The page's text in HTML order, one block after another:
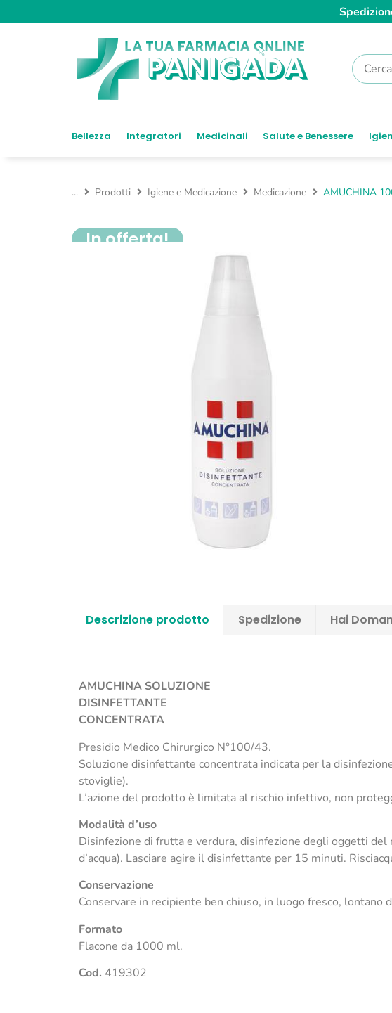
Bellezza Integratori Medicinali Salute e Benessere
... Prodotti Igiene e Medicazione Medicazione AMUCHINA
In offerta!
Descrizione prodotto Spedizione Hai
AMUCHINA SOLUZIONE
DISINFETTANTE
CONCENTRATA
Presidio Medico Chirurgico N°100/43.
Soluzione disinfettante concentrata indicata per la
stoviglie).
L’azione del prodotto è limitata al rischio infettivo, non
Modalità d’uso
Disinfezione di frutta e verdura, disinfezione degli oggetti
d’acqua). Lasciare agire il disinfettante per 15 minuti.
Conservazione
Conservare in recipiente ben chiuso, in luogo fresco,
Formato
Flacone da 1000 ml.
Cod. 419302